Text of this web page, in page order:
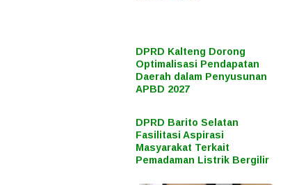
DPRD Kalteng Dorong
Optimalisasi Pendapatan
Daerah dalam Penyusunan
APBD 2027
DPRD Barito Selatan
Fasilitasi Aspirasi
Masyarakat Terkait
Pemadaman Listrik Bergilir